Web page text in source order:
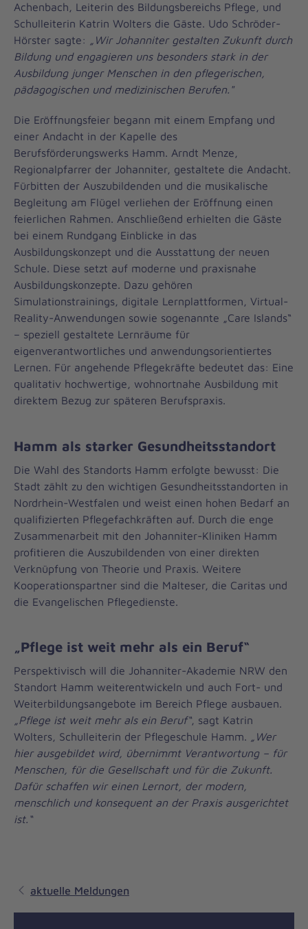
Achenbach, Leiterin des Bildungsbereichs Pflege, und
Schulleiterin Katrin Wolters die Gäste. Udo Schröder-
Hörster sagte:
„Wir Johanniter gestalten Zukunft durch
Bildung und engagieren uns besonders stark in der
Ausbildung junger Menschen in den pflegerischen,
pädagogischen und medizinischen Berufen."
Die Eröffnungsfeier begann mit einem Empfang und
einer Andacht in der Kapelle des
Berufsförderungswerks Hamm. Arndt Menze,
Regionalpfarrer der Johanniter, gestaltete die Andacht.
Fürbitten der Auszubildenden und die musikalische
Begleitung am Flügel verliehen der Eröffnung einen
feierlichen Rahmen. Anschließend erhielten die Gäste
bei einem Rundgang Einblicke in das
Ausbildungskonzept und die Ausstattung der neuen
Schule. Diese setzt auf moderne und praxisnahe
Ausbildungskonzepte. Dazu gehören
Simulationstrainings, digitale Lernplattformen, Virtual-
Reality-Anwendungen sowie sogenannte „Care Islands“
– speziell gestaltete Lernräume für
eigenverantwortliches und anwendungsorientiertes
Lernen. Für angehende Pflegekräfte bedeutet das: Eine
qualitativ hochwertige, wohnortnahe Ausbildung mit
direktem Bezug zur späteren Berufspraxis.
Hamm als starker Gesundheitsstandort
Die Wahl des Standorts Hamm erfolgte bewusst: Die
Stadt zählt zu den wichtigen Gesundheitsstandorten in
Nordrhein-Westfalen und weist einen hohen Bedarf an
qualifizierten Pflegefachkräften auf. Durch die enge
Zusammenarbeit mit den Johanniter-Kliniken Hamm
profitieren die Auszubildenden von einer direkten
Verknüpfung von Theorie und Praxis. Weitere
Kooperationspartner sind die Malteser, die Caritas und
die Evangelischen Pflegedienste.
„Pflege ist weit mehr als ein Beruf“
Perspektivisch will die Johanniter-Akademie NRW den
Standort Hamm weiterentwickeln und auch Fort- und
Weiterbildungsangebote im Bereich Pflege ausbauen.
„Pflege ist weit mehr als ein Beruf“, sagt Katrin
Wolters, Schulleiterin der Pflegeschule Hamm. „Wer
hier ausgebildet wird, übernimmt Verantwortung – für
Menschen, für die Gesellschaft und für die Zukunft.
Dafür schaffen wir einen Lernort, der modern,
menschlich und konsequent an der Praxis ausgerichtet
ist.“
aktuelle Meldungen